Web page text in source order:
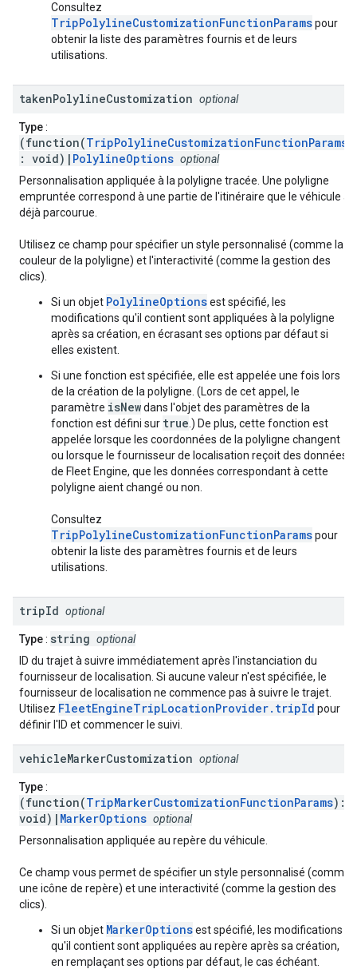
Consultez
TripPolylineCustomizationFunctionParamspour
obtenir la liste des paramètres fournis et de leurs
utilisations.
takenPolylineCustomization optional
Type:
(function(TripPolylineCustomizationFunctionParams
: void)| PolylineOptions optional
Personnalisation appliquée à la polyligne tracée. Une polyligne
empruntée correspond à une partie de l'itinéraire que le véhicule a
déjà parcourue.
Utilisez ce champ pour spécifier un style personnalisé (comme la
couleur de la polyligne) et l'interactivité (comme la gestion des
clics).
Si un objet PolylineOptionsest spécifié, les
modifications qu'il contient sont appliquées à la polyligne
après sa création, en écrasant ses options par défaut si
elles existent.
Si une fonction est spécifiée, elle est appelée une fois lors
de la création de la polyligne. (Lors de cet appel, le
paramètre isNewdans l'objet des paramètres de la
fonction est défini sur true .) De plus, cette fonction est
appelée lorsque les coordonnées de la polyligne changent
ou lorsque le fournisseur de localisation reçoit des données
de Fleet Engine, que les données correspondant à cette
polyligne aient changé ou non.
Consultez
TripPolylineCustomizationFunctionParamspour
obtenir la liste des paramètres fournis et de leurs
utilisations.
tripId optional
Type: string optional
ID du trajet à suivre immédiatement après l'instanciation du
fournisseur de localisation. Si aucune valeur n'est spécifiée, le
fournisseur de localisation ne commence pas à suivre le trajet.
Utilisez FleetEngineTripLocationProvider.tripId pour
définir l'ID et commencer le suivi.
vehicleMarkerCustomization optional
Type:
(function(TripMarkerCustomizationFunctionParams):
void)| MarkerOptions optional
Personnalisation appliquée au repère du véhicule.
Ce champ vous permet de spécifier un style personnalisé (comme
une icône de repère) et une interactivité (comme la gestion des
clics).
Si un objet MarkerOptionsest spécifié, les modifications
qu'il contient sont appliquées au repère après sa création,
en remplaçant ses options par défaut, le cas échéant.